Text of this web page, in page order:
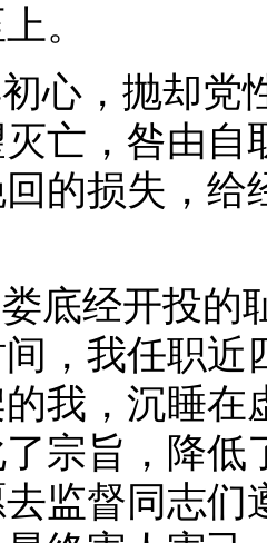
。
，抛却党性
亡，咎由
的损失，给
经开投的耻
，我任职近
我，沉睡在
宗旨，降低
监督同志们